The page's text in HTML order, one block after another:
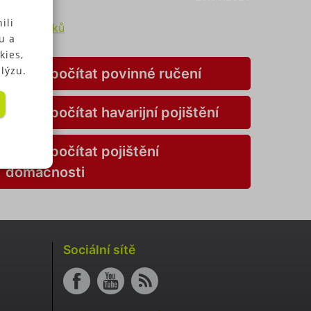
článků
Spočítat povinné ručení
Spočítat havarijní pojištění
Spočítat pojištění
domácnosti
Sociální sítě
a
v